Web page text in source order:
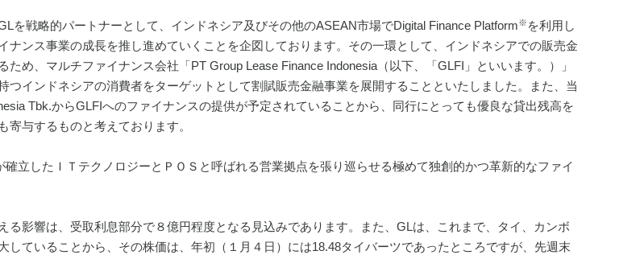
を戦略的パートナーとして、インドネシア及びその他のASEAN市場でDigital Finance Platform※ を利用し
ナンス事業の成長を推し進めていくことを企図しております。その一環として、インドネシアでの販売金
め、マルチファイナンス会社「PT Group Lease Finance Indonesia（以下、「GLFI」といいます。）」
つインドネシアの消費者をターゲットとして割賦販売金融事業を展開することといたしました。また、当
Tbk.からGLFIへのファイナンスの提供が予定されていることから、同行にとっても優良な貸出残高を
与するものと考えております。
立したＩＴテクノロジーとＰＯＳと呼ばれる営業拠点を張り巡らせる極めて独創的かつ革新的なファイ
る影響は、受取利息部分で８億円程度となる見込みであります。また、GLは、これまで、タイ、カンボ
していることから、その株価は、年初（１月４日）には18.48タイバーツであったところですが、先週末